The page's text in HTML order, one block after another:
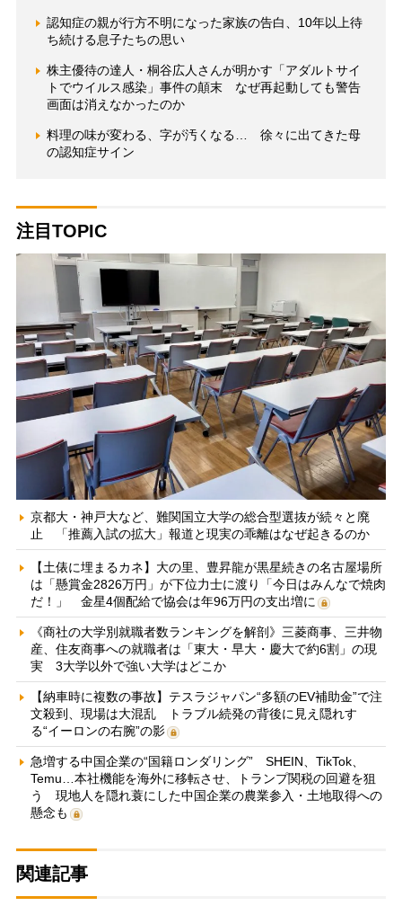
認知症の親が行方不明になった家族の告白、10年以上待
ち続ける息子たちの思い
株主優待の達人・桐谷広人さんが明かす「アダルトサイ
トでウイルス感染」事件の顛末 なぜ再起動しても警告
画面は消えなかったのか
料理の味が変わる、字が汚くなる… 徐々に出てきた母
の認知症サイン
注目TOPIC
京都大・神戸大など、難関国立大学の総合型選抜が続々と廃
止 「推薦入試の拡大」報道と現実の乖離はなぜ起きるのか
【土俵に埋まるカネ】大の里、豊昇龍が黒星続きの名古屋場所
は「懸賞金2826万円」が下位力士に渡り「今日はみんなで焼肉
だ！」 金星4個配給で協会は年96万円の支出増に
《商社の大学別就職者数ランキングを解剖》三菱商事、三井物
産、住友商事への就職者は「東大・早大・慶大で約6割」の現
実 3大学以外で強い大学はどこか
【納車時に複数の事故】テスラジャパン“多額のEV補助金”で注
文殺到、現場は大混乱 トラブル続発の背後に見え隠れす
る“イーロンの右腕”の影
急増する中国企業の“国籍ロンダリング” SHEIN、TikTok、
Temu…本社機能を海外に移転させ、トランプ関税の回避を狙
う 現地人を隠れ蓑にした中国企業の農業参入・土地取得への
懸念も
関連記事